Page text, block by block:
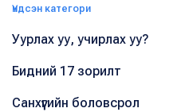
Үндсэн категори
Уурлах уу, учирлах уу?
Бидний 17 зорилт
Санхүүгийн боловсрол